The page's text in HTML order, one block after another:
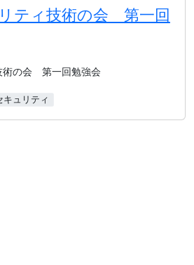
ティ技術の会 第一回
術の会 第一回勉強会
キュリティ